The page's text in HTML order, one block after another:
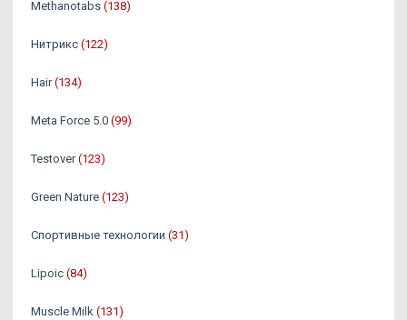
Methanotabs (138)
Нитрикс (122)
Hair (134)
Meta Force 5.0 (99)
Testover (123)
Green Nature (123)
Спортивные технологии (31)
Lipoic (84)
Muscle Milk (131)